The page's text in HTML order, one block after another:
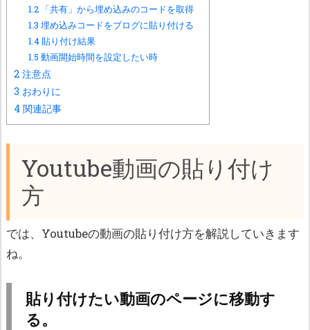
1.2 「共有」から埋め込みのコードを取得
1.3 埋め込みコードをブログに貼り付ける
1.4 貼り付け結果
1.5 動画開始時間を設定したい時
2 注意点
3 おわりに
4 関連記事
Youtube動画の貼り付け
方
では、Youtubeの動画の貼り付け方を解説していきます
ね。
貼り付けたい動画のページに移動す
る。